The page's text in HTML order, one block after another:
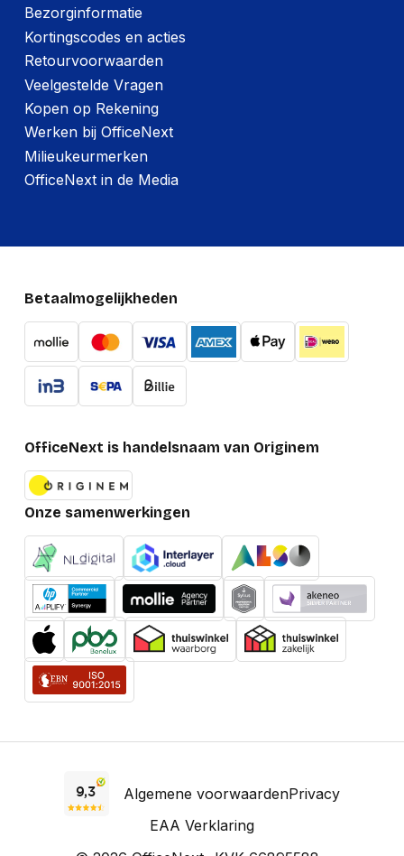
Bezorginformatie
Kortingscodes en acties
Retourvoorwaarden
Veelgestelde Vragen
Kopen op Rekening
Werken bij OfficeNext
Milieukeurmerken
OfficeNext in de Media
Betaalmogelijkheden
OfficeNext is handelsnaam van Originem
Onze samenwerkingen
Algemene voorwaardenPrivacy
EAA Verklaring